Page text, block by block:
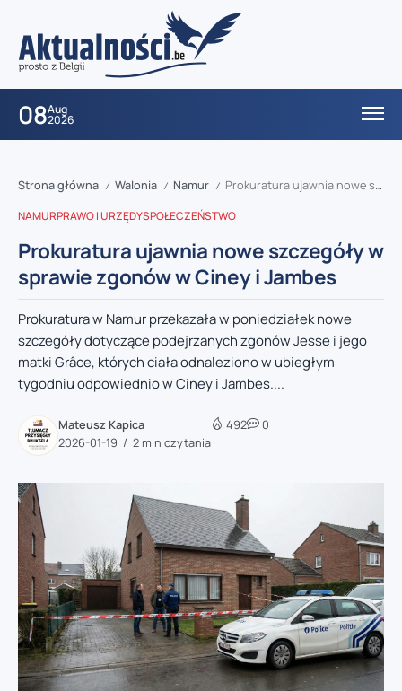
08Aug
2026
Strona główna / Walonia / Namur / Prokuratura ujawnia nowe szczegóły w sprawie zgonów w Ciney i Jambes
NAMURPRAWO I URZĘDYSPOŁECZEŃSTWO
Prokuratura ujawnia nowe szczegóły w
sprawie zgonów w Ciney i Jambes
Prokuratura w Namur przekazała w poniedziałek nowe
szczegóły dotyczące podejrzanych zgonów Jesse i jego
matki Grâce, których ciała odnaleziono w ubiegłym
tygodniu odpowiednio w Ciney i Jambes....
Mateusz Kapica
2026-01-19
2 min czytania
492 0